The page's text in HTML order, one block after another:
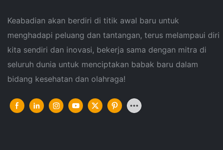
Keabadian akan berdiri di titik awal baru untuk
menghadapi peluang dan tantangan, terus melampaui diri
kita sendiri dan inovasi, bekerja sama dengan mitra di
seluruh dunia untuk menciptakan babak baru dalam
bidang kesehatan dan olahraga!